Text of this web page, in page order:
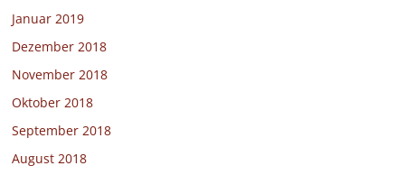
Januar 2019
Dezember 2018
November 2018
Oktober 2018
September 2018
August 2018